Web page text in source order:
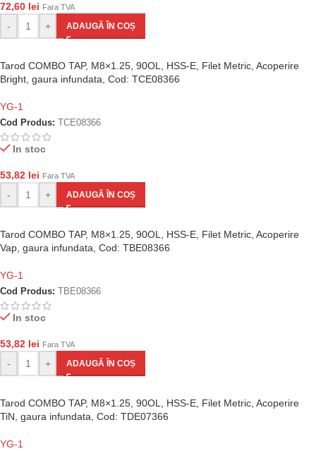
72,60 lei Fara TVA
- + ADAUGĂ ÎN COȘ
Tarod COMBO TAP, M8×1.25, 90OL, HSS-E, Filet Metric, Acoperire
Bright, gaura infundata, Cod: TCE08366
YG-1
Cod Produs: TCE08366
In stoc
53,82 lei Fara TVA
- + ADAUGĂ ÎN COȘ
Tarod COMBO TAP, M8×1.25, 90OL, HSS-E, Filet Metric, Acoperire
Vap, gaura infundata, Cod: TBE08366
YG-1
Cod Produs: TBE08366
In stoc
53,82 lei Fara TVA
- + ADAUGĂ ÎN COȘ
Tarod COMBO TAP, M8×1.25, 90OL, HSS-E, Filet Metric, Acoperire
TiN, gaura infundata, Cod: TDE07366
YG-1